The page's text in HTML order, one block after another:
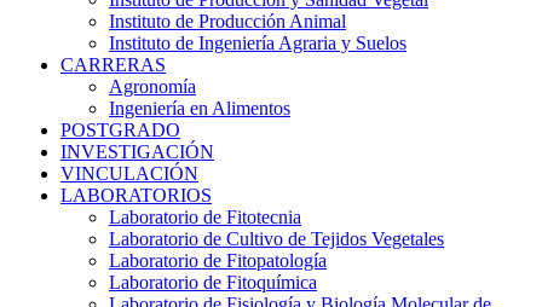
Instituto de Producción Animal
Instituto de Ingeniería Agraria y Suelos
CARRERAS
Agronomía
Ingeniería en Alimentos
POSTGRADO
INVESTIGACIÓN
VINCULACIÓN
LABORATORIOS
Laboratorio de Fitotecnia
Laboratorio de Cultivo de Tejidos Vegetales
Laboratorio de Fitopatología
Laboratorio de Fitoquímica